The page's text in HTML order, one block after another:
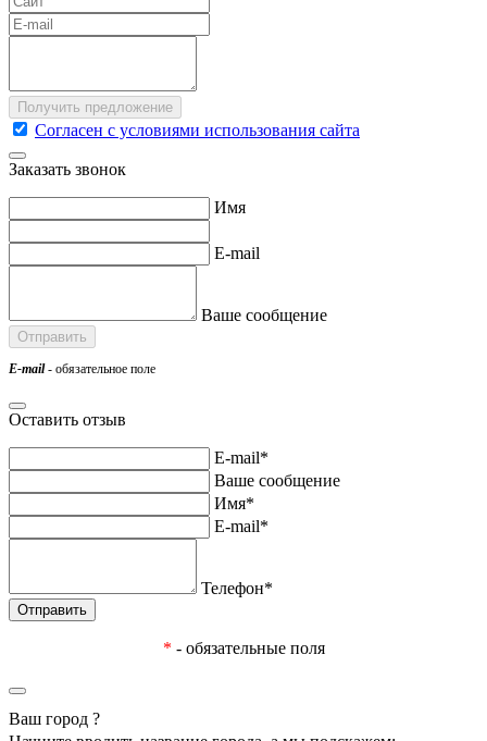
Согласен с условиями использования сайта
Заказать звонок
Имя
E-mail
Ваше сообщение
E-mail- обязательное поле
Оставить отзыв
E-mail*
Ваше сообщение
Имя*
E-mail*
Телефон*
* - обязательные поля
Ваш город ?